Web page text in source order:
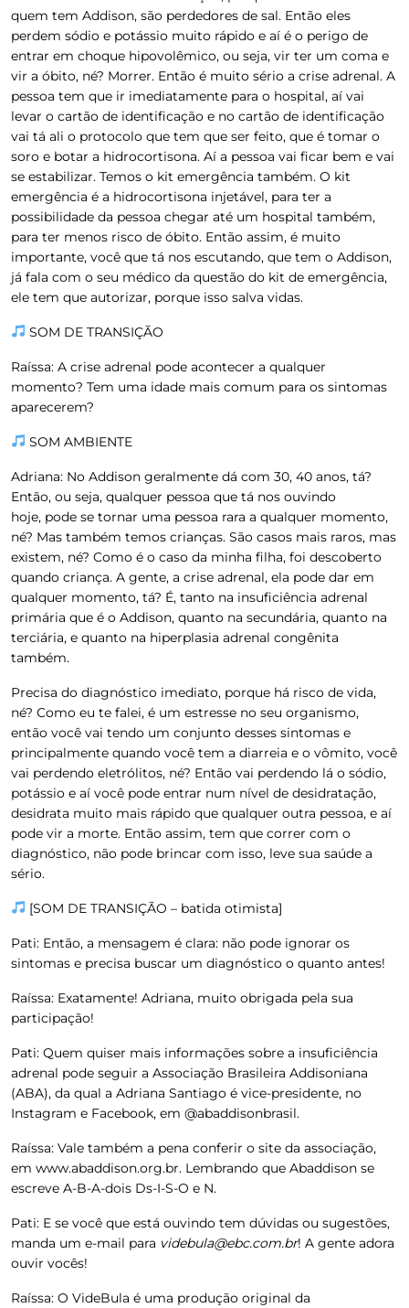
quem tem Addison, são perdedores de sal. Então eles
perdem sódio e potássio muito rápido e aí é o perigo de
entrar em choque hipovolêmico, ou seja, vir ter um coma e
vir a óbito, né? Morrer. Então é muito sério a crise adrenal. A
pessoa tem que ir imediatamente para o hospital, aí vai
levar o cartão de identificação e no cartão de identificação
vai tá ali o protocolo que tem que ser feito, que é tomar o
soro e botar a hidrocortisona. Aí a pessoa vai ficar bem e vai
se estabilizar. Temos o kit emergência também. O kit
emergência é a hidrocortisona injetável, para ter a
possibilidade da pessoa chegar até um hospital também,
para ter menos risco de óbito. Então assim, é muito
importante, você que tá nos escutando, que tem o Addison,
já fala com o seu médico da questão do kit de emergência,
ele tem que autorizar, porque isso salva vidas.
SOM DE TRANSIÇÃO
Raíssa: A crise adrenal pode acontecer a qualquer
momento? Tem uma idade mais comum para os sintomas
aparecerem?
SOM AMBIENTE
Adriana: No Addison geralmente dá com 30, 40 anos, tá?
Então, ou seja, qualquer pessoa que tá nos ouvindo
hoje, pode se tornar uma pessoa rara a qualquer momento,
né? Mas também temos crianças. São casos mais raros, mas
existem, né? Como é o caso da minha filha, foi descoberto
quando criança. A gente, a crise adrenal, ela pode dar em
qualquer momento, tá? É, tanto na insuficiência adrenal
primária que é o Addison, quanto na secundária, quanto na
terciária, e quanto na hiperplasia adrenal congênita
também.
Precisa do diagnóstico imediato, porque há risco de vida,
né? Como eu te falei, é um estresse no seu organismo,
então você vai tendo um conjunto desses sintomas e
principalmente quando você tem a diarreia e o vômito, você
vai perdendo eletrólitos, né? Então vai perdendo lá o sódio,
potássio e aí você pode entrar num nível de desidratação,
desidrata muito mais rápido que qualquer outra pessoa, e aí
pode vir a morte. Então assim, tem que correr com o
diagnóstico, não pode brincar com isso, leve sua saúde a
sério.
[SOM DE TRANSIÇÃO – batida otimista]
Pati: Então, a mensagem é clara: não pode ignorar os
sintomas e precisa buscar um diagnóstico o quanto antes!
Raíssa: Exatamente! Adriana, muito obrigada pela sua
participação!
Pati: Quem quiser mais informações sobre a insuficiência
adrenal pode seguir a Associação Brasileira Addisoniana
(ABA), da qual a Adriana Santiago é vice-presidente, no
Instagram e Facebook, em @abaddisonbrasil.
Raíssa: Vale também a pena conferir o site da associação,
em www.abaddison.org.br. Lembrando que Abaddison se
escreve A-B-A-dois Ds-I-S-O e N.
Pati: E se você que está ouvindo tem dúvidas ou sugestões,
manda um e-mail para videbula@ebc.com.br! A gente adora
ouvir vocês!
Raíssa: O VideBula é uma produção original da